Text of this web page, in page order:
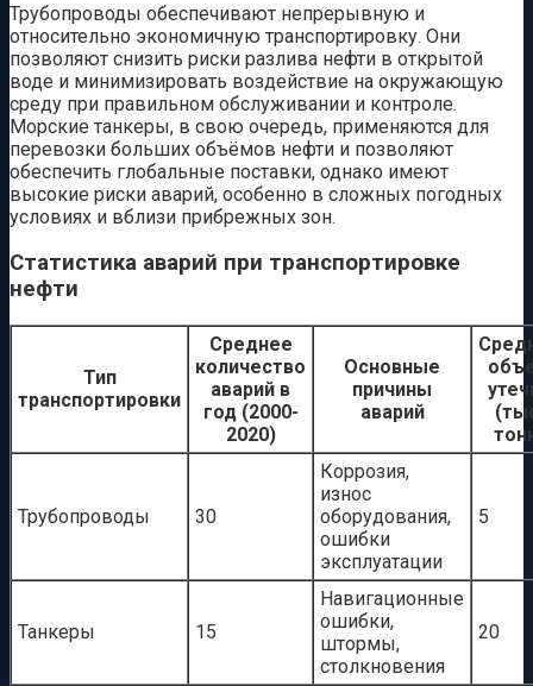
Трубопроводы обеспечивают непрерывную и
относительно экономичную транспортировку. Они
позволяют снизить риски разлива нефти в открытой
воде и минимизировать воздействие на окружающую
среду при правильном обслуживании и контроле.
Морские танкеры, в свою очередь, применяются для
перевозки больших объёмов нефти и позволяют
обеспечить глобальные поставки, однако имеют
высокие риски аварий, особенно в сложных погодных
условиях и вблизи прибрежных зон.
Статистика аварий при транспортировке
нефти
Тип
транспортировки
Среднее
количество
аварий в
год (2000-
2020)
Основные
причины
аварий
Трубопроводы 30
Коррозия,
износ
оборудования,
ошибки
эксплуатации
5
Танкеры 15
Навигационные
ошибки,
штормы,
столкновения
20